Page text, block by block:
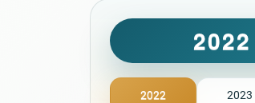
2022
2022 2023